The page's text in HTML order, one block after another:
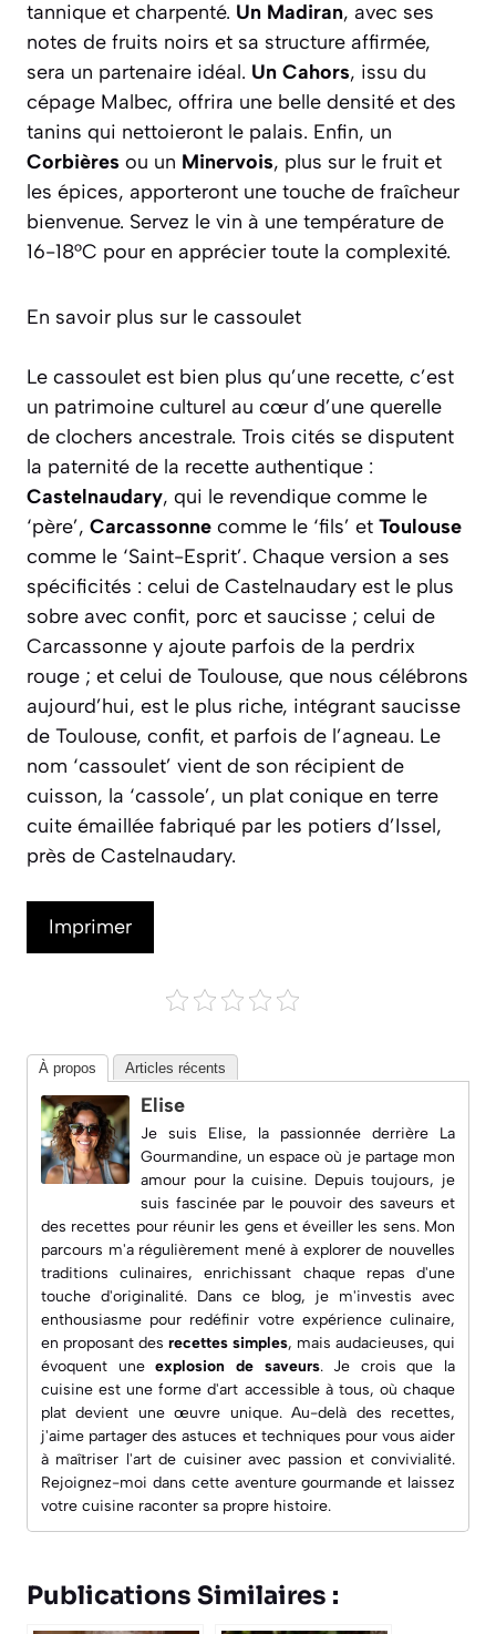
tannique et charpenté. Un Madiran, avec ses
notes de fruits noirs et sa structure affirmée,
sera un partenaire idéal. Un Cahors, issu du
cépage Malbec, offrira une belle densité et des
tanins qui nettoieront le palais. Enfin, un
Corbières ou un Minervois, plus sur le fruit et
les épices, apporteront une touche de fraîcheur
bienvenue. Servez le vin à une température de
16-18°C pour en apprécier toute la complexité.
En savoir plus sur le cassoulet
Le cassoulet est bien plus qu’une recette, c’est
un patrimoine culturel au cœur d’une querelle
de clochers ancestrale. Trois cités se disputent
la paternité de la recette authentique :
Castelnaudary, qui le revendique comme le
‘père’, Carcassonne comme le ‘fils’ et Toulouse
comme le ‘Saint-Esprit’. Chaque version a ses
spécificités : celui de Castelnaudary est le plus
sobre avec confit, porc et saucisse ; celui de
Carcassonne y ajoute parfois de la perdrix
rouge ; et celui de Toulouse, que nous célébrons
aujourd’hui, est le plus riche, intégrant saucisse
de Toulouse, confit, et parfois de l’agneau. Le
nom ‘cassoulet’ vient de son récipient de
cuisson, la ‘cassole’, un plat conique en terre
cuite émaillée fabriqué par les potiers d’Issel,
près de Castelnaudary.
Imprimer
À propos Articles récents
Elise
Je suis Elise, la passionnée derrière La
Gourmandine, un espace où je partage mon
amour pour la cuisine. Depuis toujours, je
suis fascinée par le pouvoir des saveurs et
des recettes pour réunir les gens et éveiller les sens. Mon
parcours m'a régulièrement mené à explorer de nouvelles
traditions culinaires, enrichissant chaque repas d'une
touche d'originalité. Dans ce blog, je m'investis avec
enthousiasme pour redéfinir votre expérience culinaire,
en proposant des recettes simples, mais audacieuses, qui
évoquent uneexplosion de saveurs. Je crois que la
cuisine est une forme d'art accessible à tous, où chaque
plat devient une œuvre unique. Au-delà des recettes,
j'aime partager des astuces et techniques pour vous aider
à maîtriser l'art de cuisiner avec passion et convivialité.
Rejoignez-moi dans cette aventure gourmande et laissez
votre cuisine raconter sa propre histoire.
Publications Similaires :